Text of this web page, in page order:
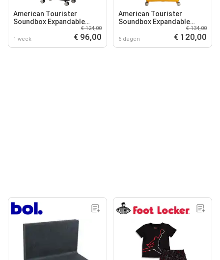
American Tourister
Soundbox Expandable
Spinner 67cm Bass Black
1 week
€ 124,00
€ 96,00
American Tourister
Soundbox Expandable
Spinner 77cm Golden
Yellow
6 dagen
€ 134,00
€ 120,00